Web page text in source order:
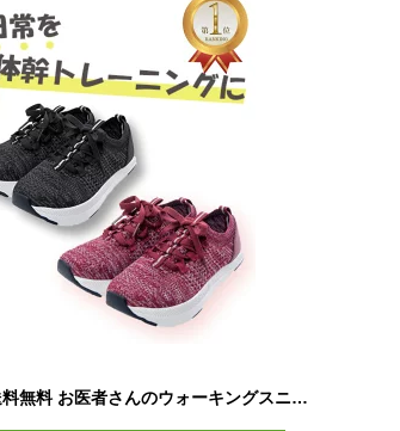
楽天ランキング1位 送料無料 お医者さんのウォーキングスニーカー 体幹 スニーカー ダイエット シューズ 体幹が鍛えられる 鍛える レディース 体幹トレーニング 体幹 靴 ウォーキング シューズ ウォーキング 運動不足解消 グッズ